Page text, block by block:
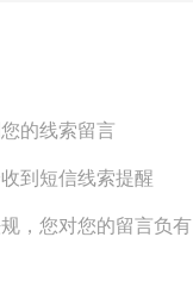
的线索留言
到短信线索提醒
，您对您的留言负有